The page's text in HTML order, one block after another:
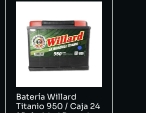
Batería Willard
Titanio 950 / Caja 24